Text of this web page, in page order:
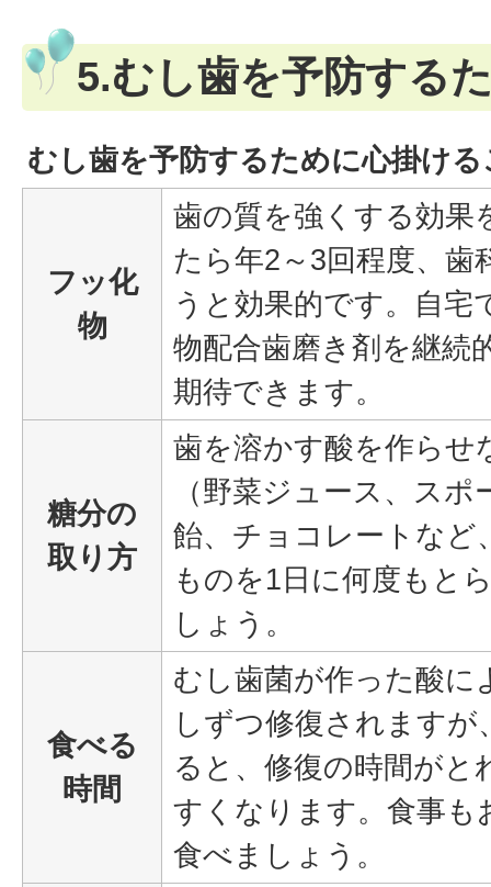
5.むし歯を予防する
むし歯を予防するために心掛ける
フッ化
物
歯の質を強くする効果
たら年2～3回程度、歯
うと効果的です。自宅
物配合歯磨き剤を継続
期待できます。
糖分の
取り方
歯を溶かす酸を作らせ
（野菜ジュース、ス
飴、チョコレートなど
ものを1日に何度もと
しょう。
食べる
時間
むし歯菌が作った酸に
しずつ修復されます
ると、修復の時間が
すくなります。食事も
食べましょう。